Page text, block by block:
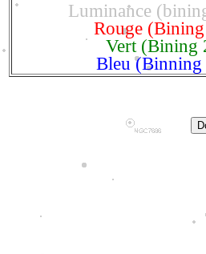
Luminance
Rouge
Vert (Bining
Bleu (Binning